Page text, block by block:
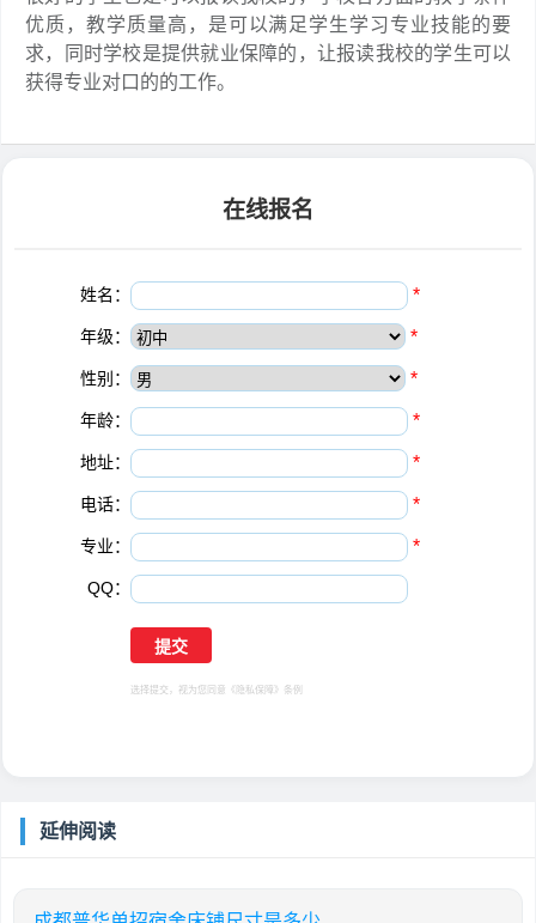
优质，教学质量高，是可以满足学生学习专业技能的要
求，同时学校是提供就业保障的，让报读我校的学生可以
获得专业对口的的工作。
在线报名
姓名： *
年级： *
性别： *
年龄： *
地址： *
电话： *
专业： *
QQ：
选择提交，视为您同意 《隐私保障》 条例
延伸阅读